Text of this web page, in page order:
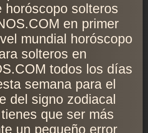
horóscopo solteros
en primer
mundial horóscopo
solteros en
todos los días
semana para el
del signo zodiacal
que ser más
un pequeño error